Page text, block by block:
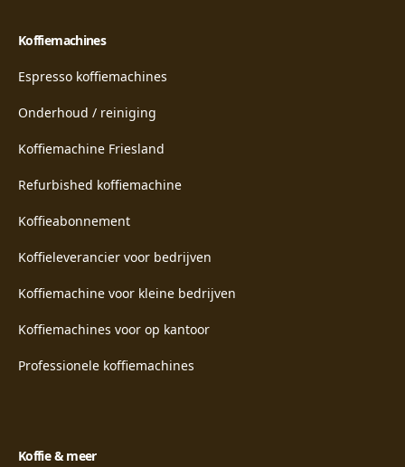
Koffiemachines
Espresso koffiemachines
Onderhoud / reiniging
Koffiemachine Friesland
Refurbished koffiemachine
Koffieabonnement
Koffieleverancier voor bedrijven
Koffiemachine voor kleine bedrijven
Koffiemachines voor op kantoor
Professionele koffiemachines
Koffie & meer